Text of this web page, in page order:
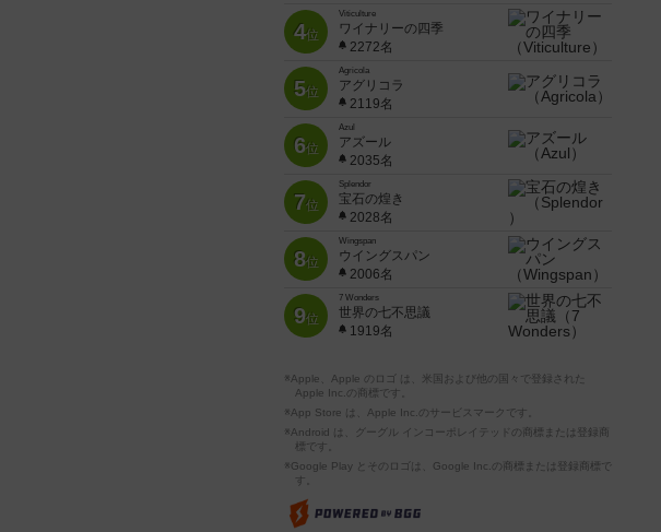
4位
Viticulture
ワイナリーの四季
2272名
5位
Agricola
アグリコラ
2119名
6位
Azul
アズール
2035名
7位
Splendor
宝石の煌き
2028名
8位
Wingspan
ウイングスパン
2006名
9位
7 Wonders
世界の七不思議
1919名
※Apple、Apple のロゴ は、米国および他の国々で登録された
Apple Inc.の商標です。
※App Store は、Apple Inc.のサービスマークです。
※Android は、グーグル インコーポレイテッドの商標または登録商
標です。
※Google Play とそのロゴは、Google Inc.の商標または登録商標で
す。